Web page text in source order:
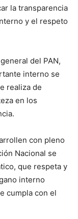
la transparencia
y el respeto
del PAN,
interno se
realiza de
en los
con pleno
Nacional se
que respeta y
interno
cumpla con el